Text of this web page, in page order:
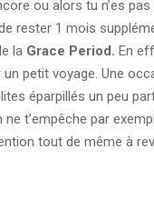
ou alors tu n’es
rester 1 mois
la Grace Period. En
petit voyage. Une
éparpillés un peu
t’empêche par
tout de même à